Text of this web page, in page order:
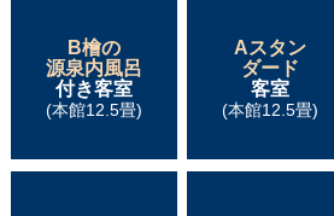
B檜の
源泉内風呂
付き客室
(本館12.5畳)
Aスタン
ダード
客室
(本館12.5畳)